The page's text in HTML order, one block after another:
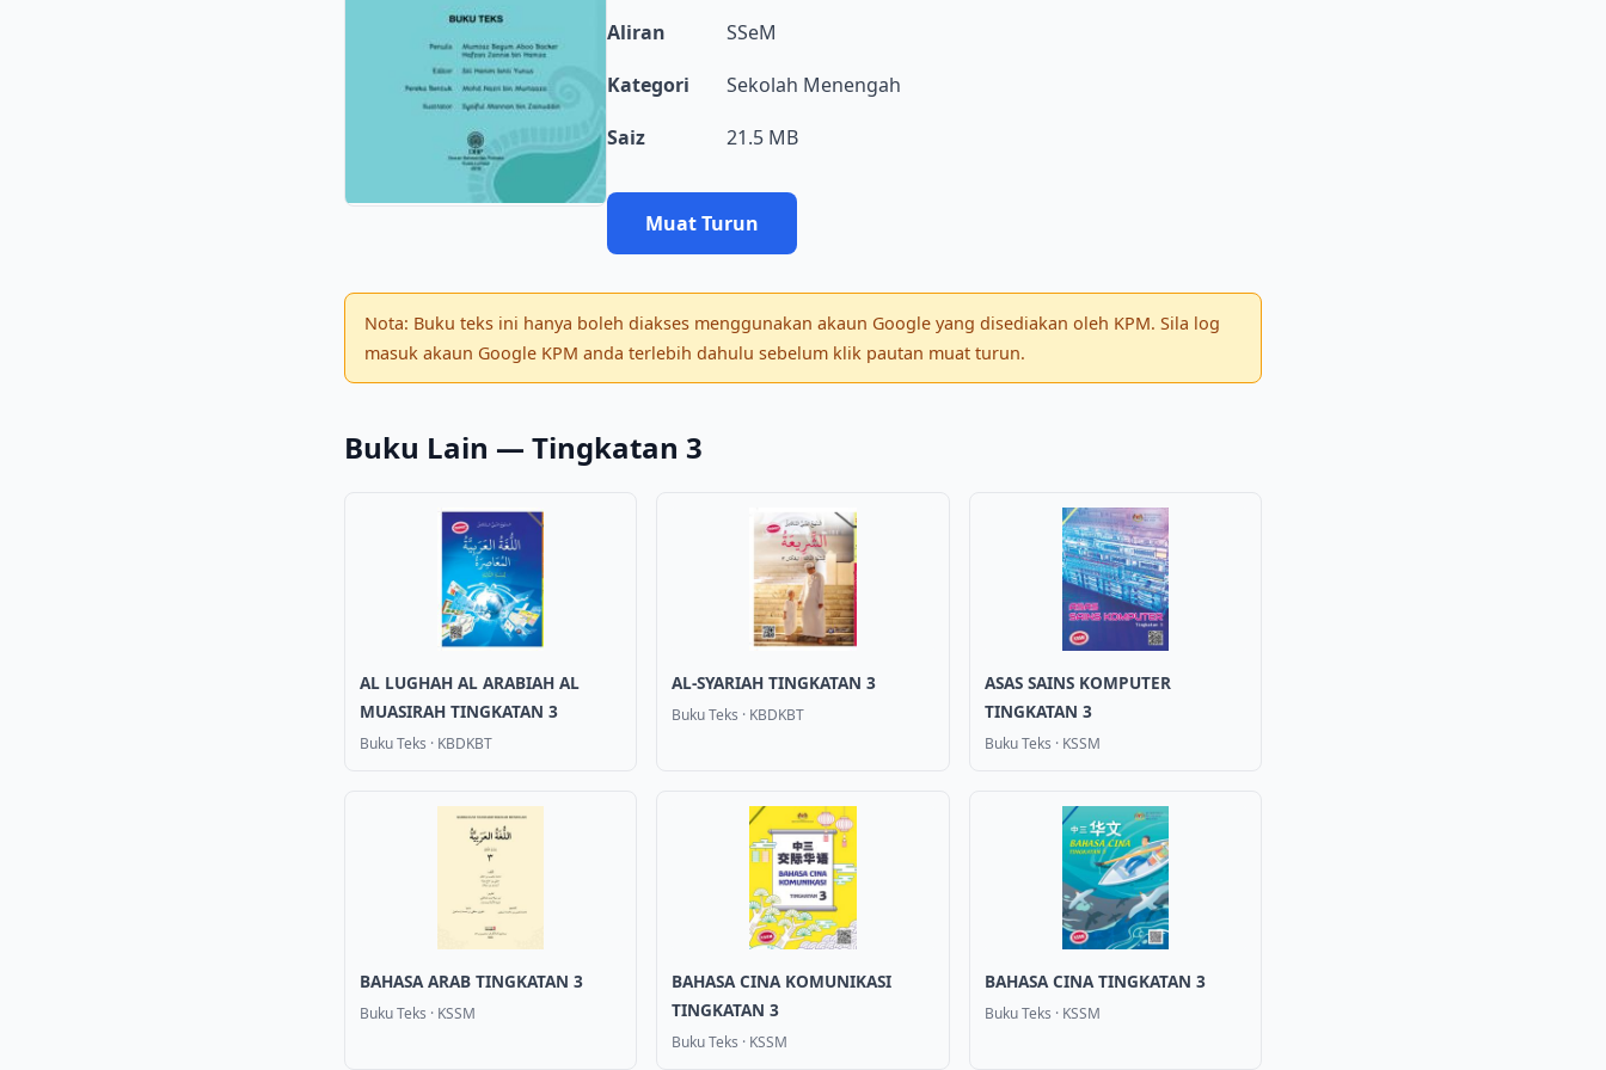
Aliran
SSeM
Kategori
Sekolah Menengah
Saiz
21.5 MB
Muat Turun
Nota: Buku teks ini hanya boleh diakses menggunakan akaun Google yang disediakan oleh KPM. Sila log
masuk akaun Google KPM anda terlebih dahulu sebelum klik pautan muat turun.
Buku Lain — Tingkatan 3
AL LUGHAH AL ARABIAH AL
MUASIRAH TINGKATAN 3
Buku Teks · KBDKBT
AL-SYARIAH TINGKATAN 3
Buku Teks · KBDKBT
ASAS SAINS KOMPUTER
TINGKATAN 3
Buku Teks · KSSM
BAHASA ARAB TINGKATAN 3
Buku Teks · KSSM
BAHASA CINA KOMUNIKASI
TINGKATAN 3
Buku Teks · KSSM
BAHASA CINA TINGKATAN 3
Buku Teks · KSSM